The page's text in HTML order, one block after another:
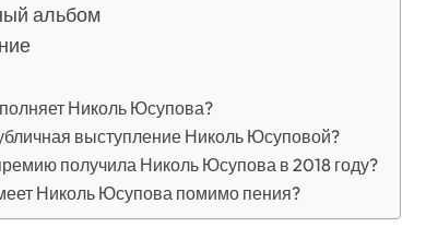
альбом
Николь Юсупова?
выступление Николь Юсуповой?
получила Николь Юсупова в 2018 году?
Николь Юсупова помимо пения?